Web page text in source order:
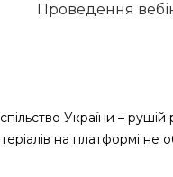
Проведення
України – рушій
на платформі не